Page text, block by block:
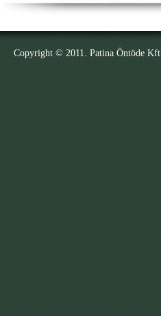
Copyright © 2011. Patina Öntöde Kft